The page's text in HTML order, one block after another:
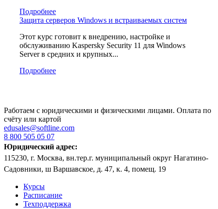
Подробнее
Защита серверов Windows и встраиваемых систем
Этот курс готовит к внедрению, настройке и
обслуживанию Kaspersky Security 11 для Windows
Server в средних и крупных...
Подробнее
Работаем с юридическими и физическими лицами. Оплата по
счёту или картой
edusales@softline.com
8 800 505 05 07
Юридический адрес:
115230, г. Москва, вн.тер.г. муниципальный округ Нагатино-
Садовники, ш Варшавское, д. 47, к. 4, помещ. 19
Курсы
Расписание
Техподдержка